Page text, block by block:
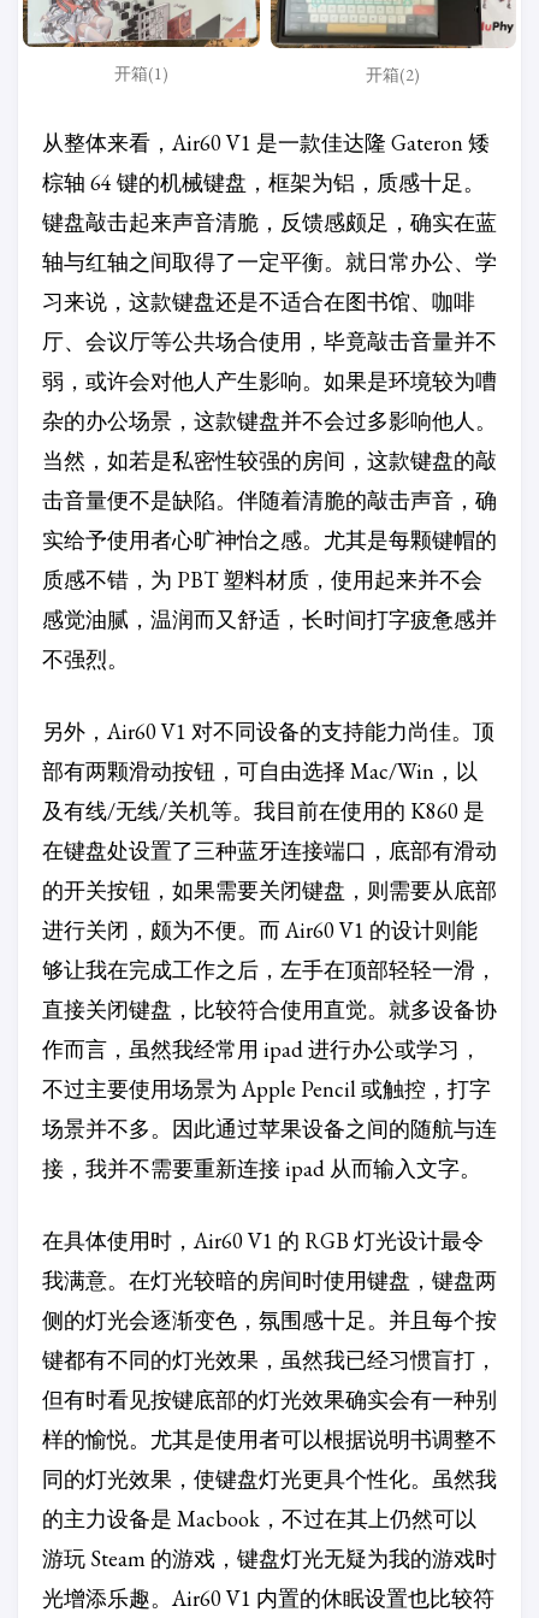
开箱(1) 开箱(2)
从整体来看，Air60 V1 是一款佳达隆 Gateron 矮
棕轴 64 键的机械键盘，框架为铝，质感十足。
键盘敲击起来声音清脆，反馈感颇足，确实在蓝
轴与红轴之间取得了一定平衡。就日常办公、学
习来说，这款键盘还是不适合在图书馆、咖啡
厅、会议厅等公共场合使用，毕竟敲击音量并不
弱，或许会对他人产生影响。如果是环境较为嘈
杂的办公场景，这款键盘并不会过多影响他人。
当然，如若是私密性较强的房间，这款键盘的敲
击音量便不是缺陷。伴随着清脆的敲击声音，确
实给予使用者心旷神怡之感。尤其是每颗键帽的
质感不错，为 PBT 塑料材质，使用起来并不会
感觉油腻，温润而又舒适，长时间打字疲惫感并
不强烈。
另外，Air60 V1 对不同设备的支持能力尚佳。顶
部有两颗滑动按钮，可自由选择 Mac/Win，以
及有线/无线/关机等。我目前在使用的 K860 是
在键盘处设置了三种蓝牙连接端口，底部有滑动
的开关按钮，如果需要关闭键盘，则需要从底部
进行关闭，颇为不便。而 Air60 V1 的设计则能
够让我在完成工作之后，左手在顶部轻轻一滑，
直接关闭键盘，比较符合使用直觉。就多设备协
作而言，虽然我经常用 ipad 进行办公或学习，
不过主要使用场景为 Apple Pencil 或触控，打字
场景并不多。因此通过苹果设备之间的随航与连
接，我并不需要重新连接 ipad 从而输入文字。
在具体使用时，Air60 V1 的 RGB 灯光设计最令
我满意。在灯光较暗的房间时使用键盘，键盘两
侧的灯光会逐渐变色，氛围感十足。并且每个按
键都有不同的灯光效果，虽然我已经习惯盲打，
但有时看见按键底部的灯光效果确实会有一种别
样的愉悦。尤其是使用者可以根据说明书调整不
同的灯光效果，使键盘灯光更具个性化。虽然我
的主力设备是 Macbook，不过在其上仍然可以
游玩 Steam 的游戏，键盘灯光无疑为我的游戏时
光增添乐趣。Air60 V1 内置的休眠设置也比较符